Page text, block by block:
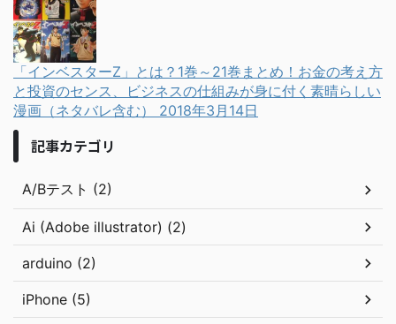
「インベスターZ」とは？1巻～21巻まとめ！お金の考え方
と投資のセンス、ビジネスの仕組みが身に付く素晴らしい
漫画（ネタバレ含む） 2018年3月14日
記事カテゴリ
A/Bテスト (2)
Ai (Adobe illustrator) (2)
arduino (2)
iPhone (5)